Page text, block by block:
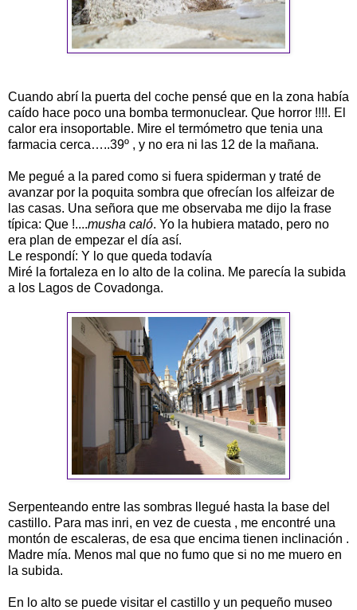
Cuando abrí la puerta del coche pensé que en la zona había
caído hace poco una bomba termonuclear. Que horror !!!!. El
calor era insoportable. Mire el termómetro que tenia una
farmacia cerca…..39º , y no era ni las 12 de la mañana.
Me pegué a la pared como si fuera spiderman y traté de
avanzar por la poquita sombra que ofrecían los alfeizar de
las casas. Una señora que me observaba me dijo la frase
típica: Que !....musha caló. Yo la hubiera matado, pero no
era plan de empezar el día así.
Le respondí: Y lo que queda todavía
Miré la fortaleza en lo alto de la colina. Me parecía la subida
a los Lagos de Covadonga.
Serpenteando entre las sombras llegué hasta la base del
castillo. Para mas inri, en vez de cuesta , me encontré una
montón de escaleras, de esa que encima tienen inclinación .
Madre mía. Menos mal que no fumo que si no me muero en
la subida.
En lo alto se puede visitar el castillo y un pequeño museo